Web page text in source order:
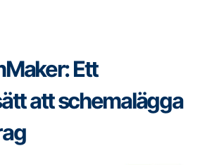
Ett
att schemalägga